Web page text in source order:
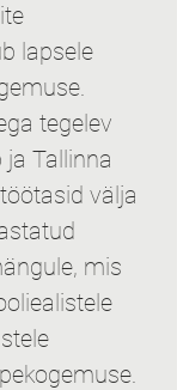
lapsele
tegelev
Tallinna
välja
mis